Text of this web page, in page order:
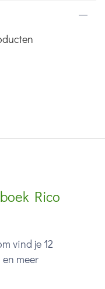
Rico
vind je 12
meer